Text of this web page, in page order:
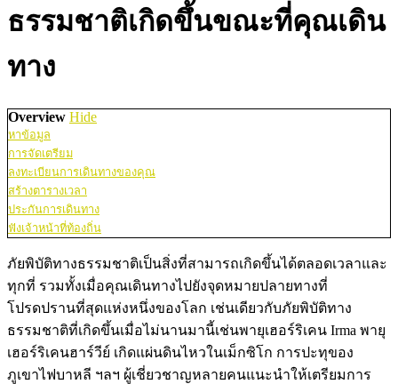
ธรรมชาติเกิดขึ้นขณะที่คุณเดิน
ทาง
Overview Hide
หาข้อมูล
การจัดเตรียม
ลงทะเบียนการเดินทางของคุณ
สร้างตารางเวลา
ประกันการเดินทาง
ฟังเจ้าหน้าที่ท้องถิ่น
ภัยพิบัติทางธรรมชาติเป็นสิ่งที่สามารถเกิดขึ้นได้ตลอดเวลาและ
ทุกที่ รวมทั้งเมื่อคุณเดินทางไปยังจุดหมายปลายทางที่
โปรดปรานที่สุดแห่งหนึ่งของโลก เช่นเดียวกับภัยพิบัติทาง
ธรรมชาติที่เกิดขึ้นเมื่อไม่นานมานี้เช่นพายุเฮอร์ริเคน Irma พายุ
เฮอร์ริเคนฮาร์วีย์ เกิดแผ่นดินไหวในเม็กซิโก การปะทุของ
ภูเขาไฟบาหลี ฯลฯ ผู้เชี่ยวชาญหลายคนแนะนำให้เตรียมการ